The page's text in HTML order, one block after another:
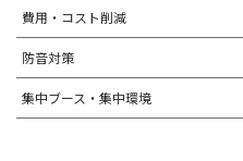
費用・コスト削減
防音対策
集中ブース・集中環境